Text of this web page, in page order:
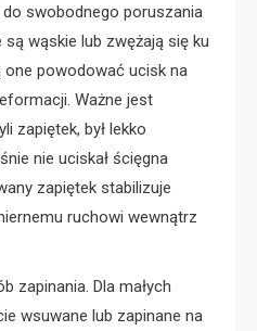
swobodnego poruszania
wąskie lub zwężają się ku
powodować ucisk na
Ważne jest
zapiętek, był lekko
nie uciskał ścięgna
zapiętek stabilizuje
ruchowi wewnątrz
zapinania. Dla małych
wsuwane lub zapinane na